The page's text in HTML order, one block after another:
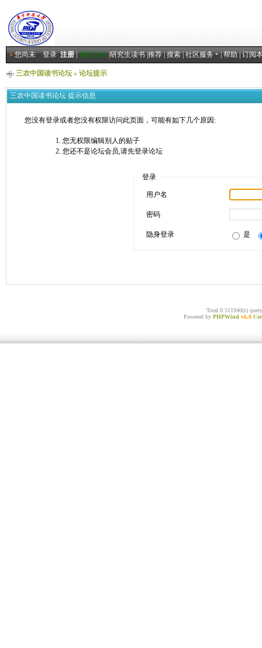
»您尚未登录 注册|返回主站|研究生读书|推荐|搜索|社区服务 |帮助|订阅
三农中国读书论坛» 论坛提示
三农中国读书论坛 提示信息
您没有登录或者您没有权限访问此页面，可能有如下几个原因:
您无权限编辑别人的贴子
您还不是论坛会员,请先登录论坛
登录
用户名
密码
隐身登录 是
Total 0.511940(s)
Powered by PHPWind v6.0